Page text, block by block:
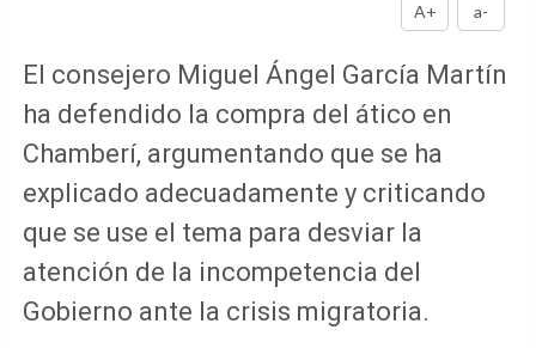
A+
a-
El consejero Miguel Ángel García Martín
ha defendido la compra del ático en
Chamberí, argumentando que se ha
explicado adecuadamente y criticando
que se use el tema para desviar la
atención de la incompetencia del
Gobierno ante la crisis migratoria.